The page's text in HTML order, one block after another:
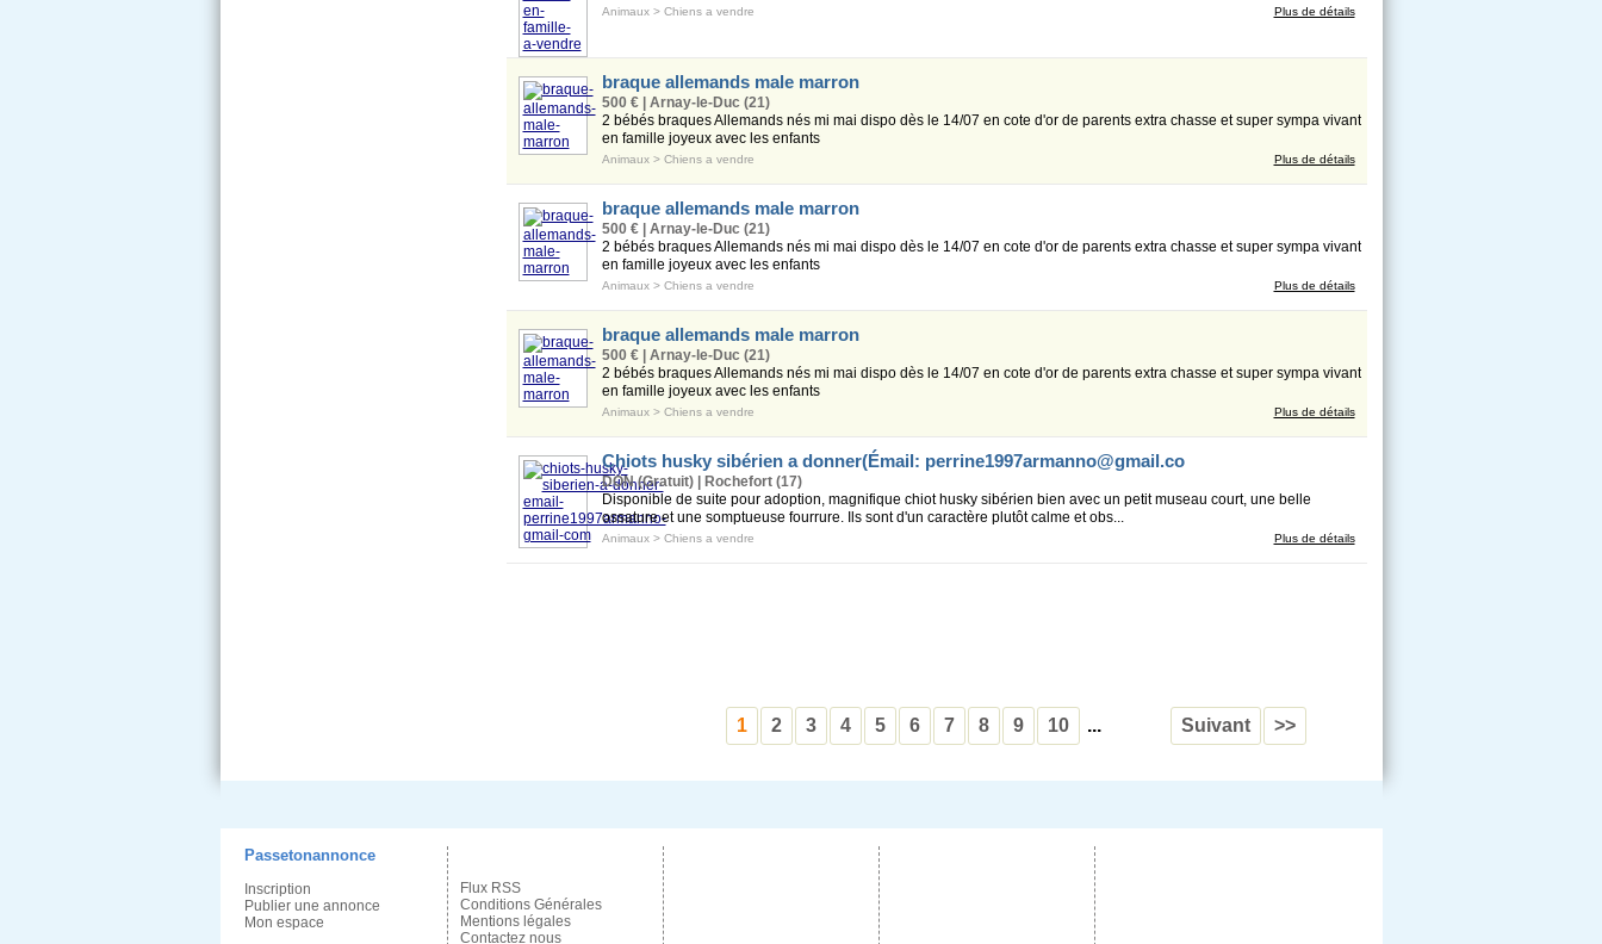
Animaux> Chiens a vendre Plus de détails
braque allemands male marron
500 € | Arnay-le-Duc (21)
2 bébés braques Allemands nés mi mai dispo dès le 14/07 en cote d'or de parents extra chasse et super sympa vivant
en famille joyeux avec les enfants
Animaux> Chiens a vendre Plus de détails
braque allemands male marron
500 € | Arnay-le-Duc (21)
2 bébés braques Allemands nés mi mai dispo dès le 14/07 en cote d'or de parents extra chasse et super sympa vivant
en famille joyeux avec les enfants
Animaux> Chiens a vendre Plus de détails
braque allemands male marron
500 € | Arnay-le-Duc (21)
2 bébés braques Allemands nés mi mai dispo dès le 14/07 en cote d'or de parents extra chasse et super sympa vivant
en famille joyeux avec les enfants
Animaux> Chiens a vendre Plus de détails
Chiots husky sibérien a donner(Émail: perrine1997armanno@gmail.co
DON (Gratuit) | Rochefort (17)
Disponible de suite pour adoption, magnifique chiot husky sibérien bien avec un petit museau court, une belle
ossature et une somptueuse fourrure. Ils sont d'un caractère plutôt calme et obs...
Animaux> Chiens a vendre Plus de détails
1 2 3 4 5 6 7 8 9 10 ... Suivant >>
Passetonannonce
Inscription
Publier une annonce
Mon espace
Flux RSS
Conditions Générales
Mentions légales
Contactez nous